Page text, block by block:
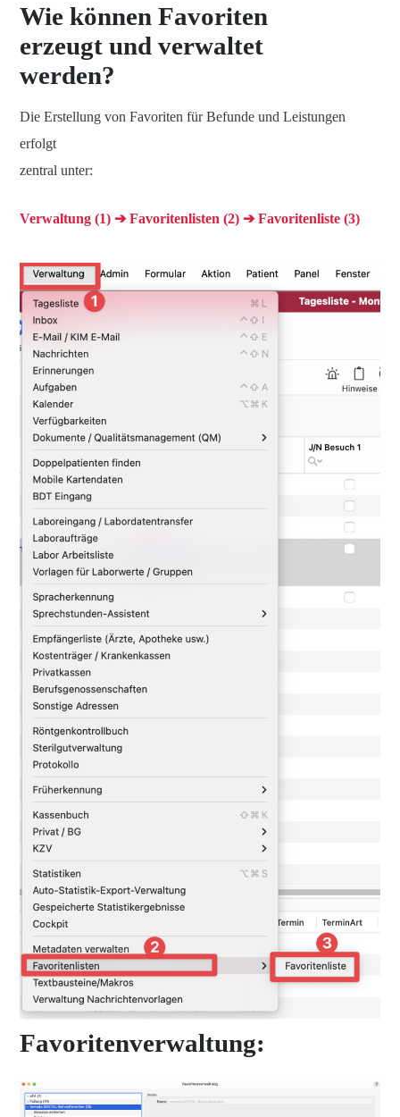
Wie können Favoriten
erzeugt und verwaltet
werden?
Die Erstellung von Favoriten für Befunde und Leistungen
erfolgt
zentral unter:
Verwaltung (1) ➔ Favoritenlisten (2) ➔ Favoritenliste (3)
Favoritenverwaltung: